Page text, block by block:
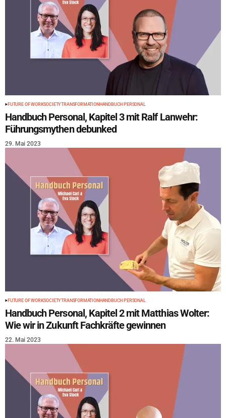
FUTURE OF WORKSOCIETYTRANSFORMATION HANDBUCH PERSONAL
Handbuch Personal, Kapitel 3 mit Ralf Lanwehr:
Führungsmythen debunked
29. Mai 2023
FUTURE OF WORKSOCIETYTRANSFORMATION HANDBUCH PERSONAL
Handbuch Personal, Kapitel 2 mit Matthias Wolter:
Wie wir in Zukunft Fachkräfte gewinnen
22. Mai 2023